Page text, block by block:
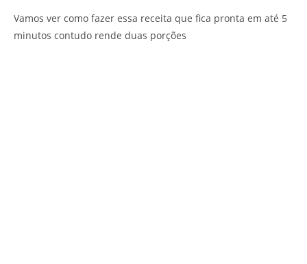
Vamos ver como fazer essa receita que fica pronta em até 5
minutos contudo rende duas porções